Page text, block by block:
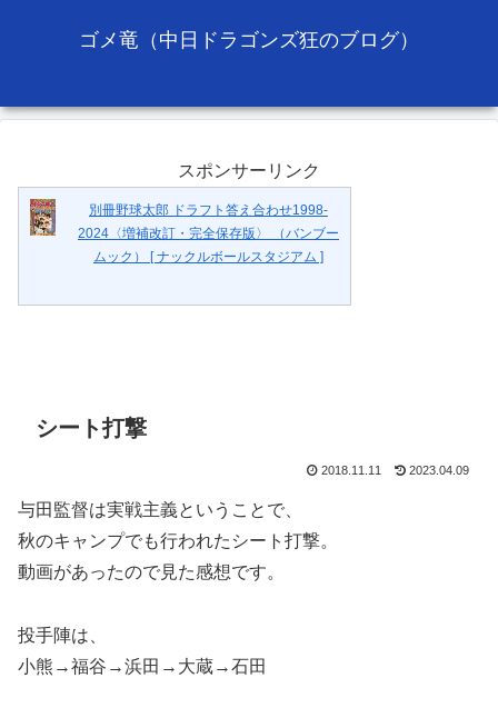
ゴメ竜（中日ドラゴンズ狂のブログ）
スポンサーリンク
別冊野球太郎 ドラフト答え合わせ1998-
2024〈増補改訂・完全保存版〉 （バンブー
ムック） [ ナックルボールスタジアム ]
シート打撃
2018.11.11 2023.04.09
与田監督は実戦主義ということで、
秋のキャンプでも行われたシート打撃。
動画があったので見た感想です。
投手陣は、
小熊→福谷→浜田→大蔵→石田